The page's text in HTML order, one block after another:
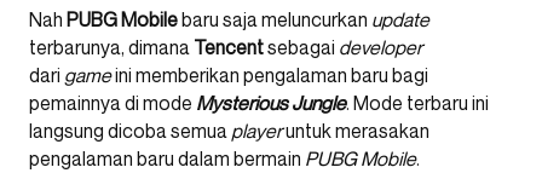
Nah PUBG Mobilebaru saja meluncurkan update
terbarunya, dimana Tencentsebagai developer
dari gameini memberikan pengalaman baru bagi
pemainnya di mode Mysterious Jungle. Mode terbaru ini
langsung dicoba semua playeruntuk merasakan
pengalaman baru dalam bermain PUBG Mobile.